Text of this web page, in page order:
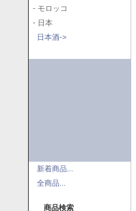
- モロッコ
- 日本
日本酒->
新着商品...
全商品...
商品検索